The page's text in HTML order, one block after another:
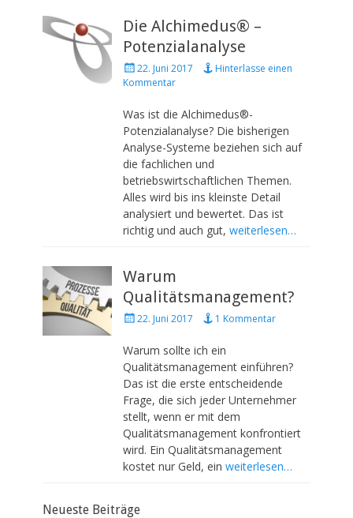
Die Alchimedus® –
Potenzialanalyse
P
o
t
e
d
o
n
22. Juni 2017
Hinterlasse einen
Kommentar
Was ist die Alchimedus®-
Potenzialanalyse? Die bisherigen
Analyse-Systeme beziehen sich auf
die fachlichen und
betriebswirtschaftlichen Themen.
Alles wird bis ins kleinste Detail
analysiert und bewertet. Das ist
richtig und auch gut, weiterlesen…
Warum
Qualitätsmanagement?
P
s
t
e
d
o
n
22. Juni 2017 1 Kommentar
Warum sollte ich ein
Qualitätsmanagement einführen?
Das ist die erste entscheidende
Frage, die sich jeder Unternehmer
stellt, wenn er mit dem
Qualitätsmanagement konfrontiert
wird. Ein Qualitätsmanagement
kostet nur Geld, ein weiterlesen…
Neueste Beiträge